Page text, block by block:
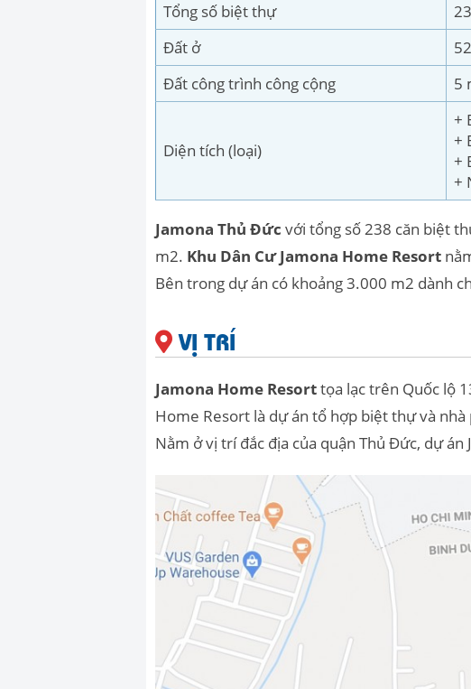
Tổng số biệt thự
Đất ở
Đất công trình công cộng
5
Diện tích (loại)
+
+
+
+
Jamona Thủ Đức với tổng số 238 căn biệt
m2. Khu Dân Cư Jamona Home Resort
Bên trong dự án có khoảng 3.000 m2 dành
VỊ TRÍ
Jamona Home Resorttọa lạc trên Quốc lộ
Home Resort là dự án tổ hợp biệt thự và
Nằm ở vị trí đắc địa của quận Thủ Đức, dự